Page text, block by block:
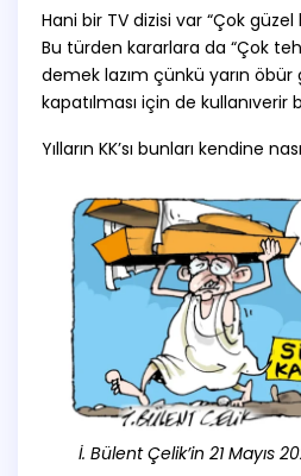
Hani bir TV dizisi var “Çok
Bu türden kararlara da “Çok
demek lazım çünkü yarın öbür
kapatılması için de kullanıverir
Yılların KK’sı bunları kendine
İ. Bülent Çelik’in 21 Mayıs